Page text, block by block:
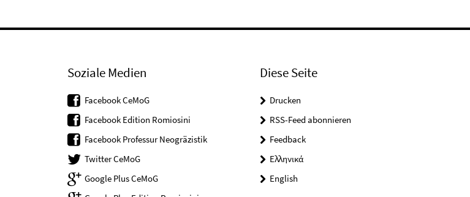
Soziale Medien
Facebook CeMoG
Facebook Edition Romiosini
Facebook Professur Neogräzistik
Twitter CeMoG
Google Plus CeMoG
Diese Seite
Drucken
RSS-Feed abonnieren
Feedback
Ελληνικά
English